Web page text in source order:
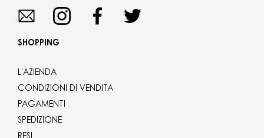
SHOPPING
L'AZIENDA
CONDIZIONI DI VENDITA
PAGAMENTI
SPEDIZIONE